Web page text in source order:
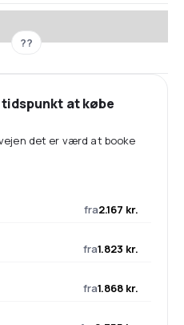
??
at købe
det er værd at booke
fra2.167 kr.
fra1.823 kr.
fra1.868 kr.